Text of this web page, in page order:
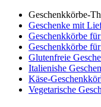
Geschenkkörbe-
Geschenke mit
Geschenkkörbe
Geschenkkörbe
Glutenfreie
Italienishe
Käse-
Vegetarische